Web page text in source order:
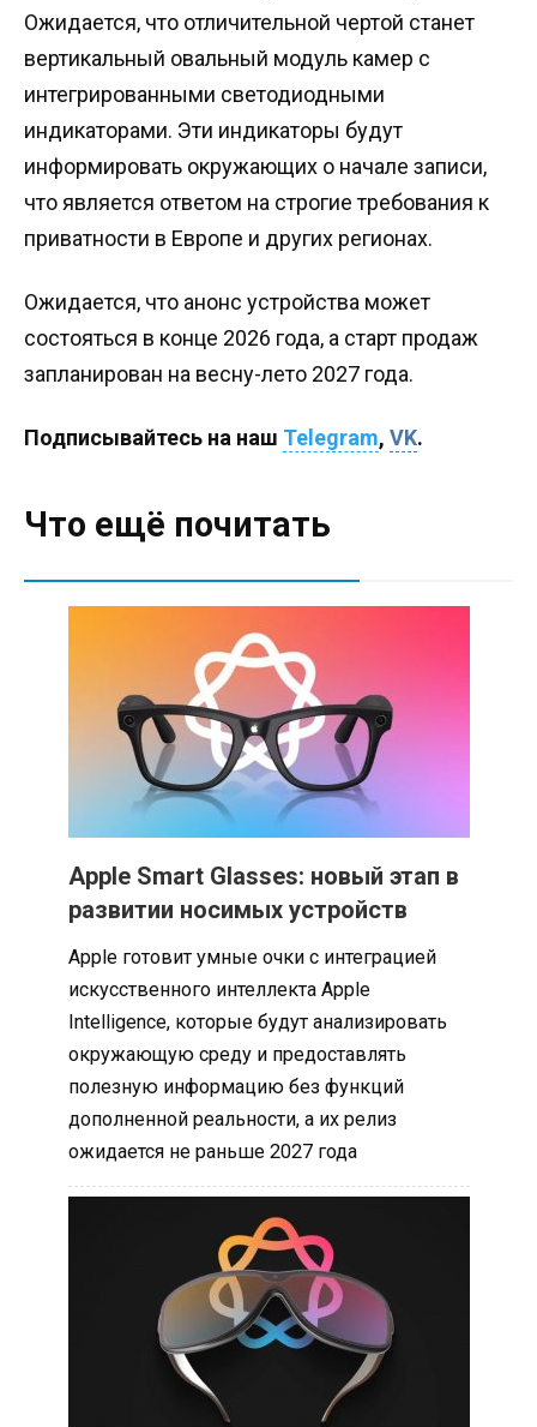
Ожидается, что отличительной чертой станет
вертикальный овальный модуль камер с
интегрированными светодиодными
индикаторами. Эти индикаторы будут
информировать окружающих о начале записи,
что является ответом на строгие требования к
приватности в Европе и других регионах.
Ожидается, что анонс устройства может
состояться в конце 2026 года, а старт продаж
запланирован на весну-лето 2027 года.
Подписывайтесь на наш Telegram, VK.
Что ещё почитать
Apple Smart Glasses: новый этап в
развитии носимых устройств
Apple готовит умные очки с интеграцией
искусственного интеллекта Apple
Intelligence, которые будут анализировать
окружающую среду и предоставлять
полезную информацию без функций
дополненной реальности, а их релиз
ожидается не раньше 2027 года